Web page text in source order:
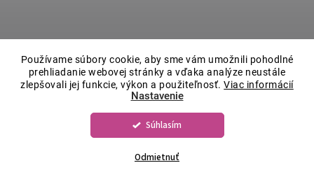
Používame súbory cookie, aby sme vám umožnili pohodlné
prehliadanie webovej stránky a vďaka analýze neustále
zlepšovali jej funkcie, výkon a použiteľnosť.Viac informácií
Nastavenie
Odmietnuť
Súhlasím